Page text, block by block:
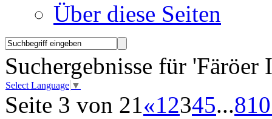
Über diese Seiten
Suchergebnisse für 'Färöer
Select Language ▼
Seite 3 von 21«12345...810